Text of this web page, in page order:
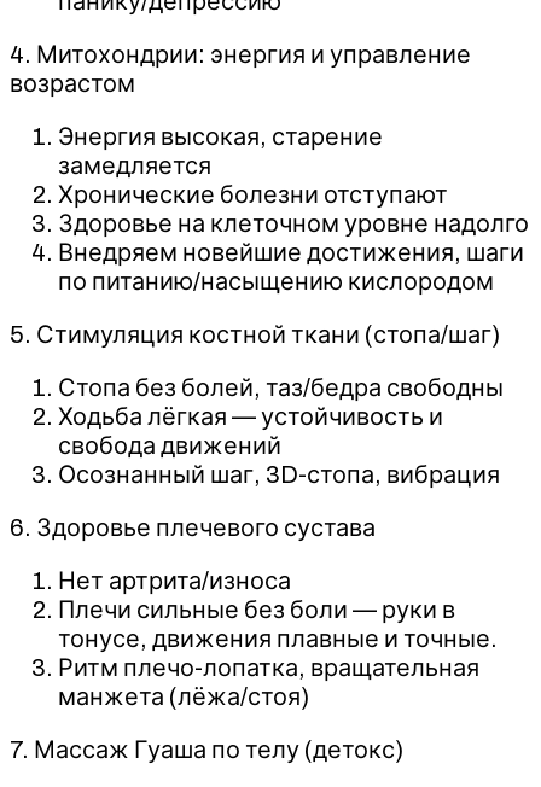
4. Митохондрии: энергия и управление
возрастом
Энергия высокая, старение
замедляется
Хронические болезни отступают
Здоровье на клеточном уровне надолго
Внедряем новейшие достижения, шаги
по питанию/насыщению кислородом
5. Стимуляция костной ткани (стопа/шаг)
Стопа без болей, таз/бедра свободны
Ходьба лёгкая — устойчивость и
свобода движений
Осознанный шаг, 3D-стопа, вибрация
6. Здоровье плечевого сустава
Нет артрита/износа
Плечи сильные без боли — руки в
тонусе, движения плавные и точные.
Ритм плечо-лопатка, вращательная
манжета (лёжа/стоя)
7. Массаж Гуаша по телу (детокс)